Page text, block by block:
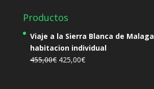
Productos
Viaje a la Sierra Blanca de Malaga
habitacion individual
455,00€ El
425,00€El